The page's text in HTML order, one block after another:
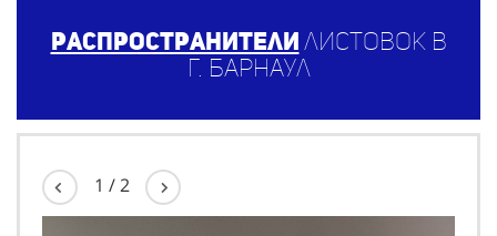
Распространители листовок в
г. Барнаул
1 /2